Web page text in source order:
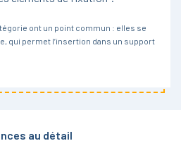
ont un point commun : elles se
qui permet l’insertion dans un support
:
le laisse entendre, a un embout avec
au détail